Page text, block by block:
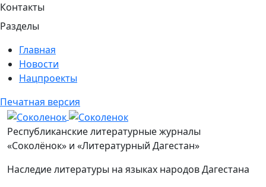
Контакты
Разделы
Главная
Новости
Нацпроекты
Печатная версия
Соколенок
Республиканские литературные журналы
«Соколёнок» и «Литературный Дагестан»
Наследие литературы на языках народов Дагестана